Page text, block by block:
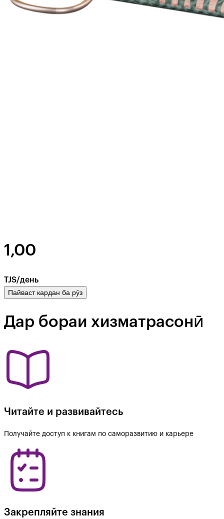
1,00
TJS/день
Пайваст кардан ба рӯз
Дар бораи хизматрасонӣ
Читайте и развивайтесь
Получайте доступ к книгам по саморазвитию и карьере
Закрепляйте знания